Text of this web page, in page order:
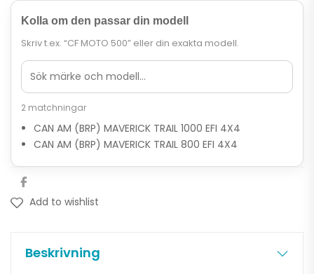
Kolla om den passar din modell
Skriv t.ex. “CF MOTO 500” eller din exakta modell.
2 matchningar
CAN AM (BRP) MAVERICK TRAIL 1000 EFI 4X4
CAN AM (BRP) MAVERICK TRAIL 800 EFI 4X4
Add to wishlist
Beskrivning